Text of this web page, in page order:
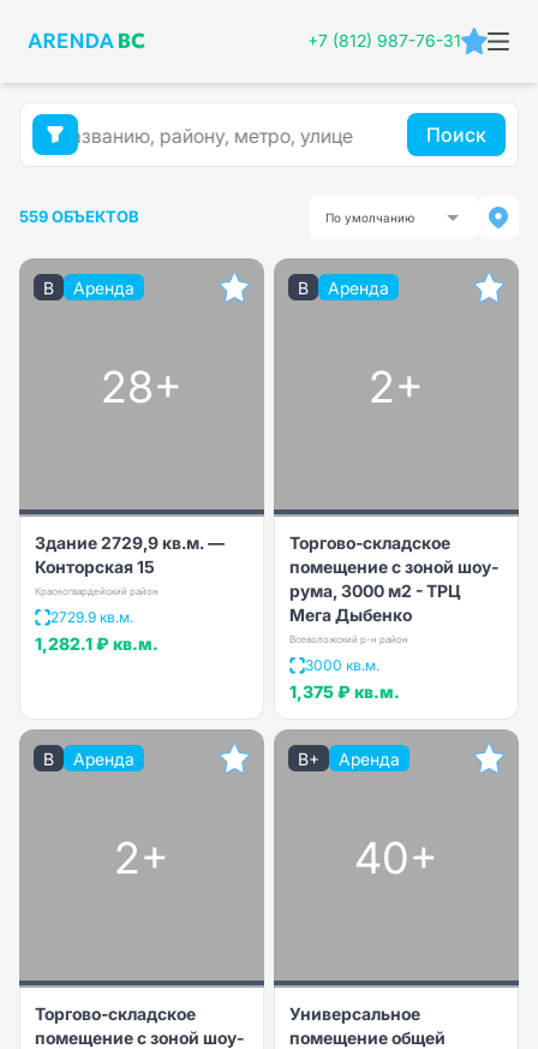
+7 (812) 987-76-31
Поиск
559 ОБЪЕКТОВ По умолчанию
B Аренда
28+
Здание 2729,9 кв.м. —
Конторская 15
Красногвардейский район
2729.9 кв.м.
1,282.1 ₽ кв.м.
B Аренда
2+
Торгово-складское
помещение с зоной шоу-
рума, 3000 м2 - ТРЦ
Мега Дыбенко
Всеволожский р-н район
3000 кв.м.
1,375 ₽ кв.м.
B Аренда
2+
Торгово-складское
помещение с зоной шоу-
B+ Аренда
40+
Универсальное
помещение общей